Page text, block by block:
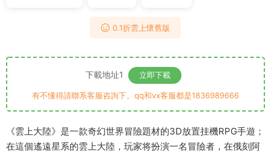
0.1折雲上懷舊版
下載地址1 立即下載
有不懂得請聯系客服咨詢下。qq和vx客服都是1836989666
《雲上大陸》是一款奇幻世界冒險題材的3D放置挂機RPG手遊；
在這個遙遠星系的雲上大陸，玩家将扮演一名冒險者，在俄刻阿